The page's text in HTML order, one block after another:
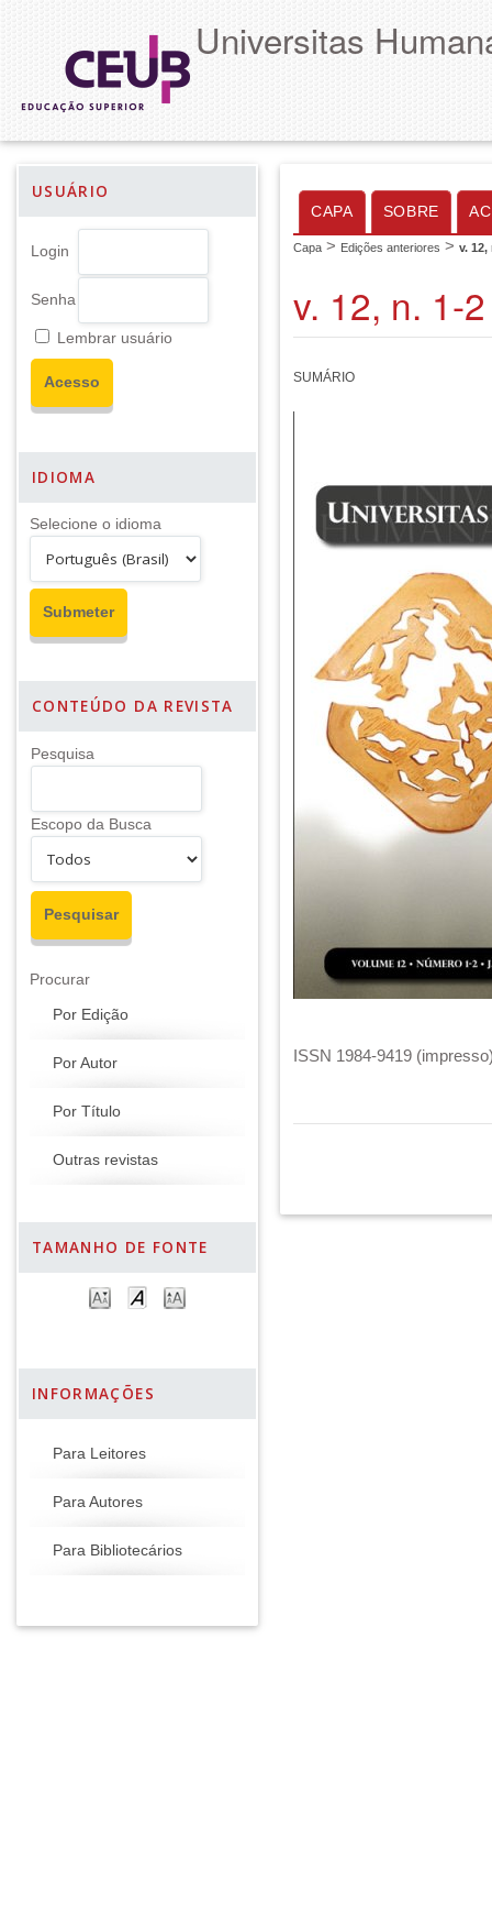
Universitas
USUÁRIO
Login
Senha
Lembrar usuário
IDIOMA
Selecione o idioma
CONTEÚDO DA REVISTA
Pesquisa
Escopo da Busca
Procurar
Por Edição
Por Autor
Por Título
Outras revistas
TAMANHO DE FONTE
INFORMAÇÕES
Para Leitores
Para Autores
Para Bibliotecários
CAPA SOBRE
Capa > Edições anteriores > v. 12,
v. 12, n. 1-
SUMÁRIO
ISSN 1984-9419